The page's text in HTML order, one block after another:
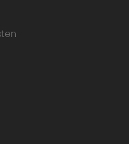
upgrade
find our complete